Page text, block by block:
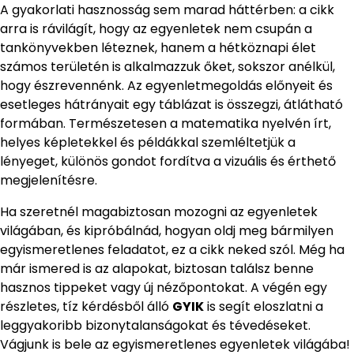
A gyakorlati hasznosság sem marad háttérben: a cikk
arra is rávilágít, hogy az egyenletek nem csupán a
tankönyvekben léteznek, hanem a hétköznapi élet
számos területén is alkalmazzuk őket, sokszor anélkül,
hogy észrevennénk. Az egyenletmegoldás előnyeit és
esetleges hátrányait egy táblázat is összegzi, átlátható
formában. Természetesen a matematika nyelvén írt,
helyes képletekkel és példákkal szemléltetjük a
lényeget, különös gondot fordítva a vizuális és érthető
megjelenítésre.
Ha szeretnél magabiztosan mozogni az egyenletek
világában, és kipróbálnád, hogyan oldj meg bármilyen
egyismeretlenes feladatot, ez a cikk neked szól. Még ha
már ismered is az alapokat, biztosan találsz benne
hasznos tippeket vagy új nézőpontokat. A végén egy
részletes, tíz kérdésből álló GYIKis segít eloszlatni a
leggyakoribb bizonytalanságokat és tévedéseket.
Vágjunk is bele az egyismeretlenes egyenletek világába!